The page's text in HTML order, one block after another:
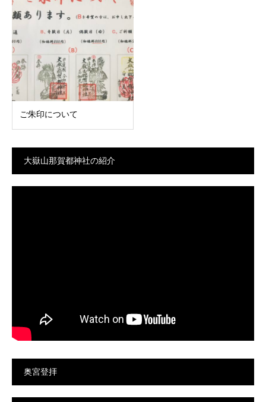
ご朱印について
大嶽山那賀都神社の紹介
奥宮登拝